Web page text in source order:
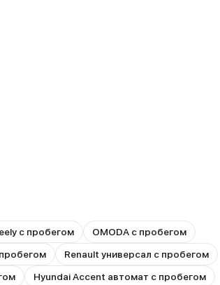
с пробегом
OMODA с пробегом
Renault универсал с пробегом
Hyundai Accent автомат с пробегом